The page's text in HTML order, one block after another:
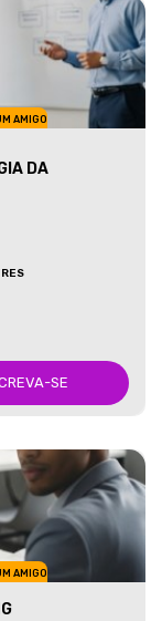
AMIGO
DA
SE
AMIGO